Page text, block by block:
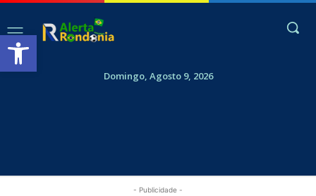
Abrir a barra de ferramentas
Domingo, Agosto 9, 2026
- Publicidade -